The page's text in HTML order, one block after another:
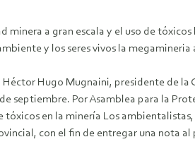
minera a gran escala y el uso de
y los seres vivos la
Hugo Mugnaini, presidente de
septiembre. Por Asamblea para la
en la minería Los
con el fin de entregar una nota